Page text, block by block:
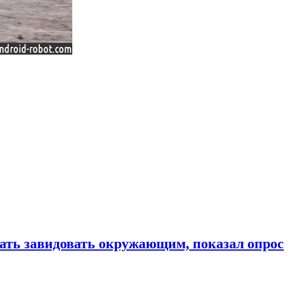
завидовать окружающим, показал опрос